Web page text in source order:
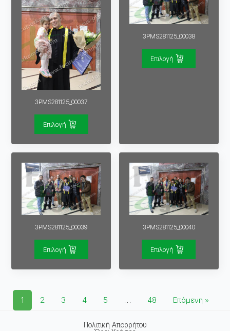
3PMS281125_00037
Επιλογή
3PMS281125_00038
Επιλογή
3PMS281125_00039
Επιλογή
3PMS281125_00040
Επιλογή
1 2 3 4 5 … 48 Επόμενη »
Πολιτική Απορρήτου